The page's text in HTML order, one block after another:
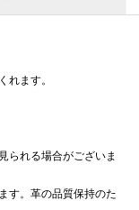
れます。
られる場合がございま
す。革の品質保持のた